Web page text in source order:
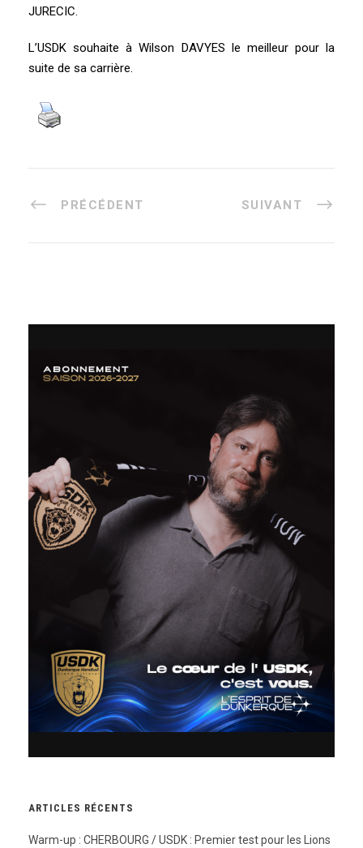
JURECIC.
L’USDK souhaite à Wilson DAVYES le meilleur pour la
suite de sa carrière.
PRÉCÉDENT SUIVANT
ARTICLES RÉCENTS
Warm-up : CHERBOURG / USDK : Premier test pour les Lions